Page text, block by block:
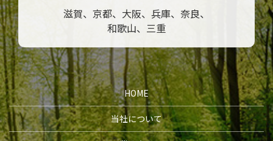
滋賀、京都、大阪、兵庫、奈良、
和歌山、三重
HOME
当社について